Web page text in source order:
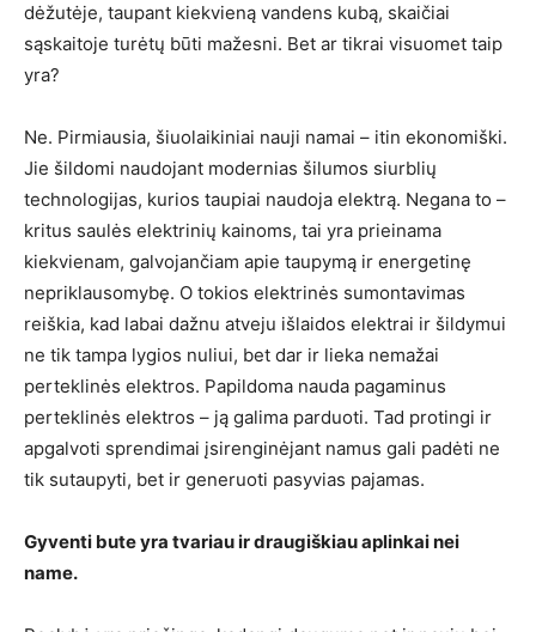
dėžutėje, taupant kiekvieną vandens kubą, skaičiai
sąskaitoje turėtų būti mažesni. Bet ar tikrai visuomet taip
yra?
Ne. Pirmiausia, šiuolaikiniai nauji namai – itin ekonomiški.
Jie šildomi naudojant modernias šilumos siurblių
technologijas, kurios taupiai naudoja elektrą. Negana to –
kritus saulės elektrinių kainoms, tai yra prieinama
kiekvienam, galvojančiam apie taupymą ir energetinę
nepriklausomybę. O tokios elektrinės sumontavimas
reiškia, kad labai dažnu atveju išlaidos elektrai ir šildymui
ne tik tampa lygios nuliui, bet dar ir lieka nemažai
perteklinės elektros. Papildoma nauda pagaminus
perteklinės elektros – ją galima parduoti. Tad protingi ir
apgalvoti sprendimai įsirenginėjant namus gali padėti ne
tik sutaupyti, bet ir generuoti pasyvias pajamas.
Gyventi bute yra tvariau ir draugiškiau aplinkai nei
name.